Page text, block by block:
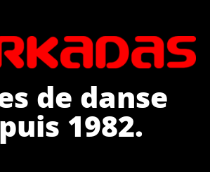
de danse
1982.